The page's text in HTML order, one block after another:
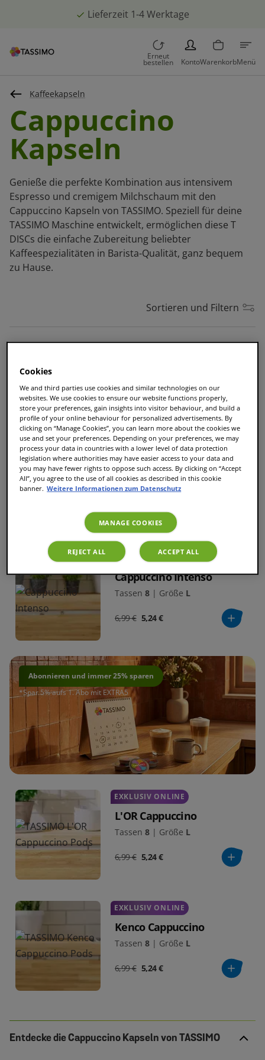
Lieferzeit 1-4 Werktage
Erneut
bestellen
PERSON
KontoWarenkorbMenü
Kaffeekapseln
Cappuccino
Kapseln
Genieße die perfekte Kombination aus intensivem
Espresso und cremigem Milchschaum mit den
Cappuccino Kapseln von TASSIMO. Speziell für deine
TASSIMO Maschine entwickelt, ermöglichen diese T
DISCs die einfache Zubereitung beliebter
Kaffeespezialitäten in Barista-Qualität, ganz bequem
zu Hause.
Sortieren und Filtern
Tassen 8|Größe L
6,99 € 5,24 €
Jacobs Choco Cappuccino
Tassen 10|Größe
6,99 € 5,24 €
Cappuccino Intenso
Tassen 8 | Größe L
6,99 € 5,24 €
Abonnieren und immer 25% sparen
*Spar 5% aufs 1. Abo mit EXTRA5
EXKLUSIV ONLINE
L'OR Cappuccino
Tassen 8 | Größe L
6,99 € 5,24 €
EXKLUSIV ONLINE
Kenco Cappuccino
Tassen 8 | Größe L
6,99 € 5,24 €
Entdecke die Cappuccino Kapseln von TASSIMO
Cookies
We and third parties use cookies and similar technologies on our
websites. We use cookies to ensure our website functions properly,
store your preferences, gain insights into visitor behaviour, and build a
profile of your online behaviour for personalized advertisements. By
clicking on “Manage Cookies”, you can learn more about the cookies we
use and set your preferences. Depending on your preferences, we may
process your data in countries with a lower level of data protection
legislation where authorities may have easier access to your data and
you may have fewer rights to oppose such access. By clicking on “Accept
All”, you agree to the use of all cookies as described in this cookie
banner. Weitere Informationen zum Datenschutz
MANAGE COOKIES
REJECT ALL ACCEPT ALL